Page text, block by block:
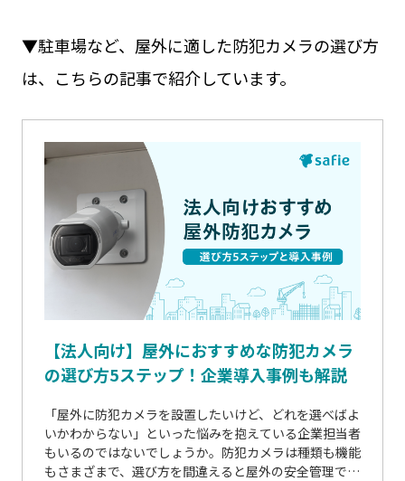
▼駐車場など、屋外に適した防犯カメラの選び方
は、こちらの記事で紹介しています。
【法人向け】屋外におすすめな防犯カメラ
の選び方5ステップ！企業導入事例も解説
「屋外に防犯カメラを設置したいけど、どれを選べばよ
いかわからない」といった悩みを抱えている企業担当者
もいるのではないでしょうか。防犯カメラは種類も機能
もさまざまで、選び方を間違えると屋外の安全管理で十